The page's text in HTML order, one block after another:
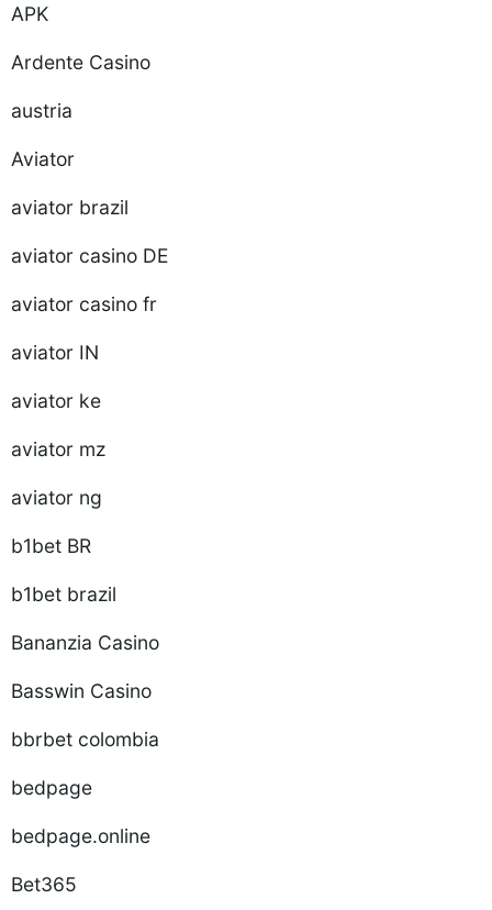
APK
Ardente Casino
austria
Aviator
aviator brazil
aviator casino DE
aviator casino fr
aviator IN
aviator ke
aviator mz
aviator ng
b1bet BR
b1bet brazil
Bananzia Casino
Basswin Casino
bbrbet colombia
bedpage
bedpage.online
Bet365